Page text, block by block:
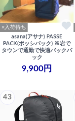
×入荷待ち
asana(アサナ) PASSE
PACK(ポッシパック) ※岩で
タウンで通勤で快適バックパ
ック
9,900円
43